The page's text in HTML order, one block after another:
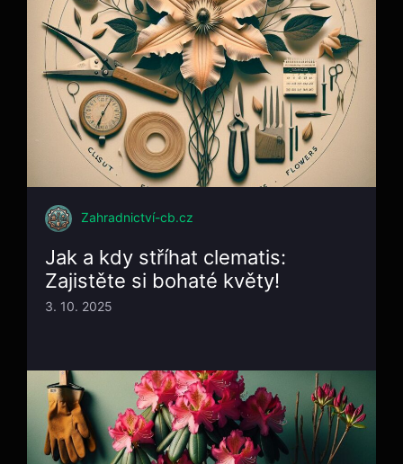
Zahradnictví-cb.cz
Jak a kdy stříhat clematis:
Zajistěte si bohaté květy!
3. 10. 2025